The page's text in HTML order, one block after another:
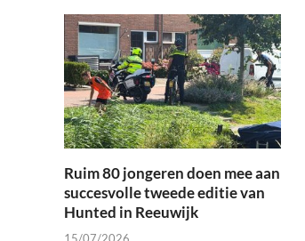
Ruim 80 jongeren doen mee aan
succesvolle tweede editie van
Hunted in Reeuwijk